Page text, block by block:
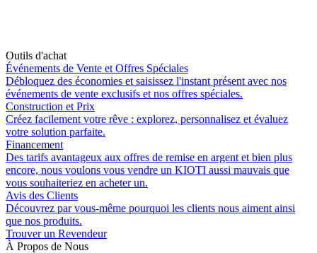
Outils d'achat
Événements de Vente et Offres Spéciales
Débloquez des économies et saisissez l'instant présent avec nos
événements de vente exclusifs et nos offres spéciales.
Construction et Prix
Créez facilement votre rêve : explorez, personnalisez et évaluez
votre solution parfaite.
Financement
Des tarifs avantageux aux offres de remise en argent et bien plus
encore, nous voulons vous vendre un KIOTI aussi mauvais que
vous souhaiteriez en acheter un.
Avis des Clients
Découvrez par vous-même pourquoi les clients nous aiment ainsi
que nos produits.
Trouver un Revendeur
À Propos de Nous